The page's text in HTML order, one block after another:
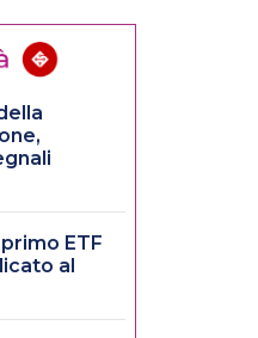
ETF
al